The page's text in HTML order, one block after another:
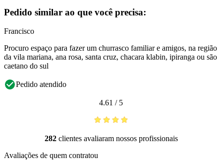
Pedido similar ao que você precisa:
Francisco
Procuro espaço para fazer um churrasco familiar e amigos, na região
da vila mariana, ana rosa, santa cruz, chacara klabin, ipiranga ou são
caetano do sul
Pedido atendido
4.61 / 5
282clientes avaliaram nossos profissionais
Avaliações de quem contratou